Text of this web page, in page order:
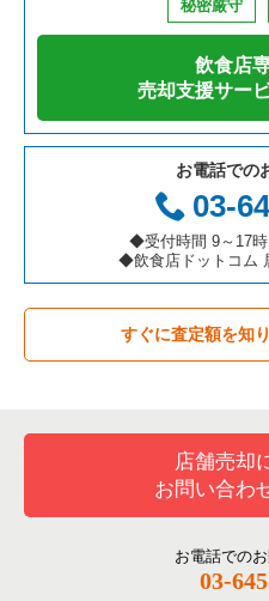
カフェの居抜き売却物件の案件
テイクアウトの居抜き売却物件
お弁当・惣菜・デリの居抜き売
カラオケ・パブ・スナックの居
バーの居抜き売却物件の案件一
居酒屋・ダイニングバーの居抜
洋食の居抜き売却物件の案件一
その他の居抜き売却物件の案件
愛知県の飲食店の居抜き売却
岐阜県の飲食店の居抜き売却物
三重県の飲食店の居抜き売却
袖ヶ浦市の飲食店の居抜き売却
君津市の飲食店の居抜き売却物
習志野市の飲食店の居抜き売却
千葉市美浜区の飲食店の居抜
佐倉市の飲食店の居抜き売却物
四街道市の飲食店の居抜き売
柏市の飲食店の居抜き売却物件
館山市の飲食店の居抜き売却物
千葉県の焼肉の居抜き売却物件
千葉県の鉄板焼き・お好み焼
千葉県のアジア料理の居抜き売
千葉県のカフェの居抜き売却
千葉県のテイクアウトの居抜き
千葉県のお弁当・惣菜・デリの
千葉県のバーの居抜き売却物件
千葉県の居酒屋・ダイニング
千葉県の和食の居抜き売却物件
新津田沼駅のその他の居抜き売
秘密厳守
飲食店
売却支援サー
お電話での
03-
◆受付時間 9～17時
◆飲食店ドットコム
すぐに査定額を知
店舗売却
お問い合わ
お電話での
03-